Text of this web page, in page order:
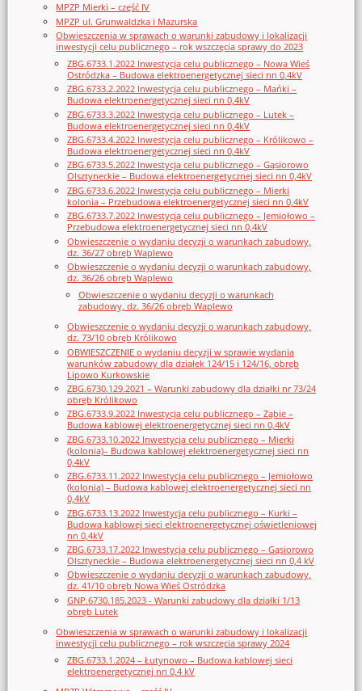
MPZP Mierki – część IV
MPZP ul. Grunwaldzka i Mazurska
Obwieszczenia w sprawach o warunki zabudowy i lokalizacji
inwestycji celu publicznego – rok wszczęcia sprawy do 2023
ZBG.6733.1.2022 Inwestycja celu publicznego – Nowa Wieś
Ostródzka – Budowa elektroenergetycznej sieci nn 0,4kV
ZBG.6733.2.2022 Inwestycja celu publicznego – Mańki –
Budowa elektroenergetycznej sieci nn 0,4kV
ZBG.6733.3.2022 Inwestycja celu publicznego – Lutek –
Budowa elektroenergetycznej sieci nn 0,4kV
ZBG.6733.4.2022 Inwestycja celu publicznego – Królikowo –
Budowa elektroenergetycznej sieci nn 0,4kV
ZBG.6733.5.2022 Inwestycja celu publicznego – Gąsiorowo
Olsztyneckie – Budowa elektroenergetycznej sieci nn 0,4kV
ZBG.6733.6.2022 Inwestycja celu publicznego – Mierki
kolonia – Przebudowa elektroenergetycznej sieci nn 0,4kV
ZBG.6733.7.2022 Inwestycja celu publicznego – Jemiołowo –
Przebudowa elektroenergetycznej sieci nn 0,4kV
Obwieszczenie o wydaniu decyzji o warunkach zabudowy,
dz. 36/27 obręb Waplewo
Obwieszczenie o wydaniu decyzji o warunkach zabudowy,
dz. 36/26 obręb Waplewo
Obwieszczenie o wydaniu decyzji o warunkach
zabudowy, dz. 36/26 obręb Waplewo
Obwieszczenie o wydaniu decyzji o warunkach zabudowy,
dz. 73/10 obręb Królikowo
OBWIESZCZENIE o wydaniu decyzji w sprawie wydania
warunków zabudowy dla działek 124/15 i 124/16, obręb
Lipowo Kurkowskie
ZBG.6730.129.2021 – Warunki zabudowy dla działki nr 73/24
obręb Królikowo
ZBG.6733.9.2022 Inwestycja celu publicznego – Ząbie –
Budowa kablowej elektroenergetycznej sieci nn 0,4kV
ZBG.6733.10.2022 Inwestycja celu publicznego – Mierki
(kolonia)– Budowa kablowej elektroenergetycznej sieci nn
0,4kV
ZBG.6733.11.2022 Inwestycja celu publicznego – Jemiołowo
(kolonia) – Budowa kablowej elektroenergetycznej sieci nn
0,4kV
ZBG.6733.13.2022 Inwestycja celu publicznego – Kurki –
Budowa kablowej sieci elektroenergetycznej oświetleniowej
nn 0,4kV
ZBG.6733.17.2022 Inwestycja celu publicznego – Gąsiorowo
Olsztyneckie – Budowa elektroenergetycznej sieci nn 0,4 kV
Obwieszczenie o wydaniu decyzji o warunkach zabudowy,
dz. 41/10 obręb Nowa Wieś Ostródzka
GNP.6730.185.2023 - Warunki zabudowy dla działki 1/13
obręb Lutek
Obwieszczenia w sprawach o warunki zabudowy i lokalizacji
inwestycji celu publicznego – rok wszczęcia sprawy 2024
ZBG.6733.1.2024 – Łutynowo – Budowa kablowej sieci
elektroenergetycznej nn 0,4 kV